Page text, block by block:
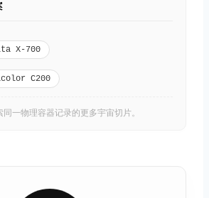
X-700
C200
一物理容器记录的更多宇宙切片。